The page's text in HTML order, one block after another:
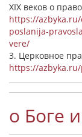
XIX веков о
https://
poslanija-
vere/
3. Церковное
https://
о Боге